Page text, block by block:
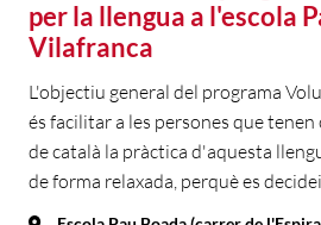
per la llengua a l'escola
Vilafranca
L'objectiu general del programa
és facilitar a les persones que
de català la pràctica d'aquesta
de forma relaxada, perquè es